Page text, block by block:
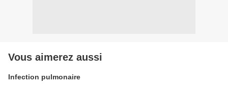
Vous aimerez aussi
Infection pulmonaire